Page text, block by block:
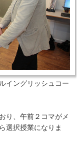
イングリッシュコー
り、午前２コマがメ
選択授業になりま